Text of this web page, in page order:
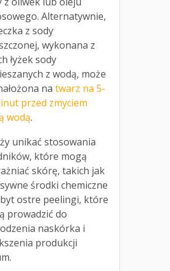
Alternatywnie,
z sody
wykonana z
łyżek sody
z wodą, może
na twarz na 5-
przed zmyciem
wodą.
unikać stosowania
które mogą
skórę, takich jak
środki chemiczne
ostre peelingi, które
prowadzić do
naskórka i
produkcji